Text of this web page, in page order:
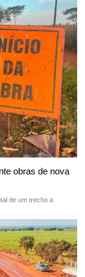
obras de nova
de um trecho a